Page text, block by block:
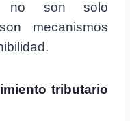
no son solo
mecanismos
tributario